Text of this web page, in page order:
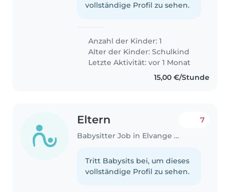
vollständige Profil zu sehen.
Anzahl der Kinder: 1
Alter der Kinder:Schulkind
Letzte Aktivität: vor 1 Monat
15,00 €/Stunde
Eltern
Babysitter Job in Elvange (Redange)
7
Tritt Babysits bei, um dieses
vollständige Profil zu sehen.